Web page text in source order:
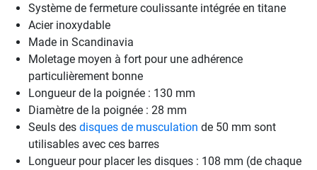
Système de fermeture coulissante intégrée en titane
Acier inoxydable
Made in Scandinavia
Moletage moyen à fort pour une adhérence
particulièrement bonne
Longueur de la poignée : 130 mm
Diamètre de la poignée : 28 mm
Seuls des disques de musculation de 50 mm sont
utilisables avec ces barres
Longueur pour placer les disques : 108 mm (de chaque